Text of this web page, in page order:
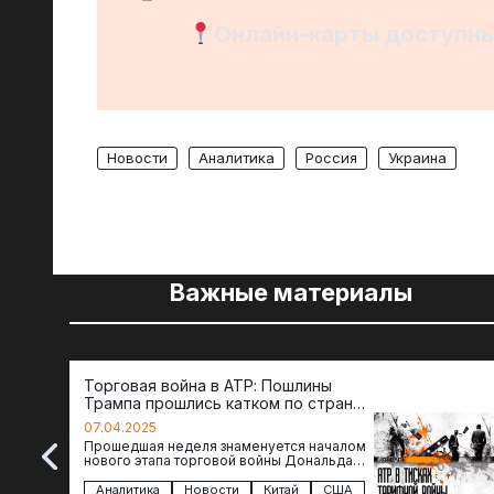
Онлайн-карты
Новости Аналитика Россия Украина
Важные материалы
Торговая война в АТР: Пошлины
Трампа прошлись катком по странам
региона
07.04.2025
Прошедшая неделя знаменуется началом
нового этапа торговой войны Дональда
импорта из более 100 стран…
Аналитика Новости Китай
США